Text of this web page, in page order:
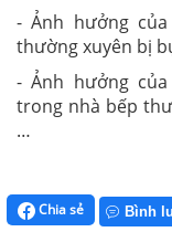
- Ảnh hưởng
thường xuyên bị
- Ảnh hưởng
trong nhà bếp
…
Chia sẻ Bình